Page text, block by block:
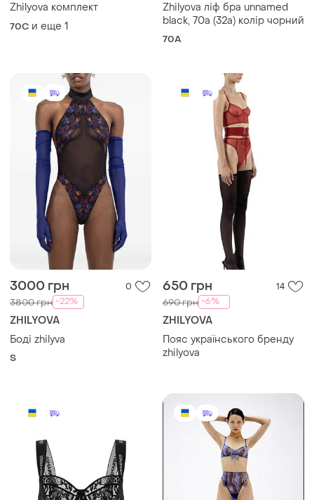
Zhilyova комплект
70C и еще 1
Zhilyova ліф бра unnamed
black, 70а (32а) колір чорний
70A
3000 грн 0
3800 грн -22%
ZHILYOVA
Боді zhilyva
S
650 грн 14
690 грн -6%
ZHILYOVA
Пояс українського бренду
zhilyova